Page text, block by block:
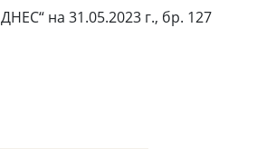
на 31.05.2023 г., бр. 127